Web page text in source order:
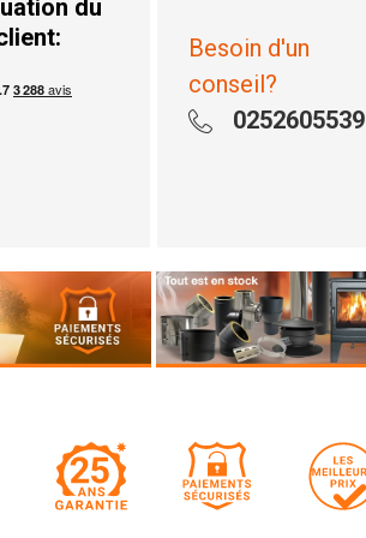
du
Besoin d'un
conseil?
0252605539